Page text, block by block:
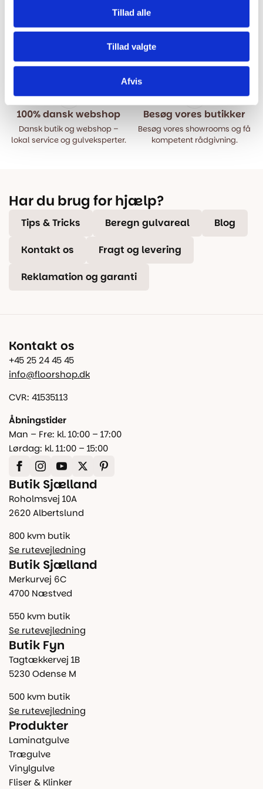
Tillad alle
Tillad valgte
Afvis
Vi har Danmarks billigste priser
på kvalitetsgulve!
Bestil inden kl. 15.00 – vi
afsender samme dag, når
100% dansk webshop
Dansk butik og webshop –
lokal service og gulveksperter.
Besøg vores butikker
Besøg vores showrooms og få
kompetent rådgivning.
Har du brug for hjælp?
Tips & Tricks Beregn gulvareal Blog
Kontakt os Fragt og levering
Reklamation og garanti
Kontakt os
+45 25 24 45 45
info@floorshop.dk
CVR: 41535113
Åbningstider
Man – Fre: kl. 10:00 – 17:00
Lørdag: kl. 11:00 – 15:00
Butik Sjælland
Roholmsvej 10A
2620 Albertslund
800 kvm butik
Se rutevejledning
Butik Sjælland
Merkurvej 6C
4700 Næstved
550 kvm butik
Se rutevejledning
Butik Fyn
Tagtækkervej 1B
5230 Odense M
500 kvm butik
Se rutevejledning
Produkter
Laminatgulve
Trægulve
Vinylgulve
Fliser & Klinker